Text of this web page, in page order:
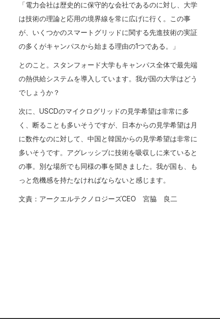
「電力会社は歴史的に保守的な会社であるのに対し、大学
は技術の理論と応用の境界線を常に広げに行く。この事
が、いくつかのスマートグリッドに関する先進技術の実証
の多くがキャンパスから始まる理由の1つである。」
とのこと。スタンフォード大学もキャンパス全体で最先端
の熱供給システムを導入しています。我が国の大学はどう
でしょうか？
次に、USCDのマイクログリッドの見学希望は非常に多
く、断ることも多いそうですが、日本からの見学希望は月
に数件なのに対して、中国と韓国からの見学希望は非常に
多いそうです。アグレッシブに技術を吸収しに来ていると
の事。別な場所でも同様の事を聞きました。我が国も、も
っと危機感を持たなければならないと感じます。
文責：アークエルテクノロジーズCEO 宮脇 良二